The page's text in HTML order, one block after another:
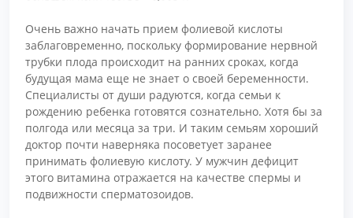
Очень важно начать прием фолиевой кислоты
заблаговременно, поскольку формирование нервной
трубки плода происходит на ранних сроках, когда
будущая мама еще не знает о своей беременности.
Специалисты от души радуются, когда семьи к
рождению ребенка готовятся сознательно. Хотя бы за
полгода или месяца за три. И таким семьям хороший
доктор почти наверняка посоветует заранее
принимать фолиевую кислоту. У мужчин дефицит
этого витамина отражается на качестве спермы и
подвижности сперматозоидов.